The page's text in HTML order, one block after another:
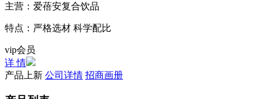
主营： 爱蓓安复合饮品
特点： 严格选材 科学配比
vip会员
详 情
产品上新 公司详情 招商画册